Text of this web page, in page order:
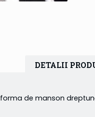
DETALII
de manson